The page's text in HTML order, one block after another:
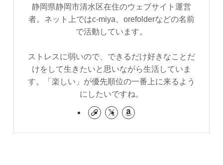
静岡県静岡市清水区在住のウェブサイト運営
者。ネット上ではc-miya、orefolderなどの名前
で活動しています。
ストレスに弱いので、できるだけ好きなことだ
けをして生きたいと思いながら生活していま
す。「楽しい」が優先順位の一番上に来るよう
にしたいですね。